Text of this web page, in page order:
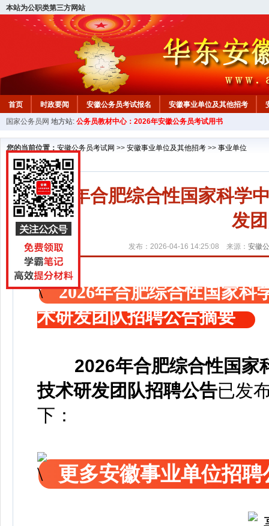
本站为公职类第三方网站
首页 时政要闻 安徽公务员考试报名 安徽事业单位及其他招考
安徽公务员行测试题 在线咨询 教材中心
国家公务员网 地方站: 公务员教材中心：2026年安徽公务员考试用书
您的当前位置： 安徽公务员考试网 >> 安徽事业单位及其他招考 >> 事业单位
2026年合肥综合性国家科学
发
发布：2026-04-16 14:25:08 来源： 安徽
2026年合肥综合性国家科
术研发团队招聘公告摘要
2026年合肥综合性国家
技术研发团队招聘公告已发
下：
更多安徽事业单位招聘